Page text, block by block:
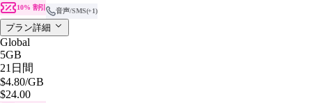
10% 割引 音声/SMS(+1)
プラン詳細
Global
5GB
21日間
$4.80/GB
$24.00